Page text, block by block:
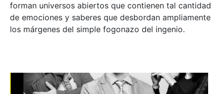
forman universos abiertos que contienen tal cantidad
de emociones y saberes que desbordan ampliamente
los márgenes del simple fogonazo del ingenio.